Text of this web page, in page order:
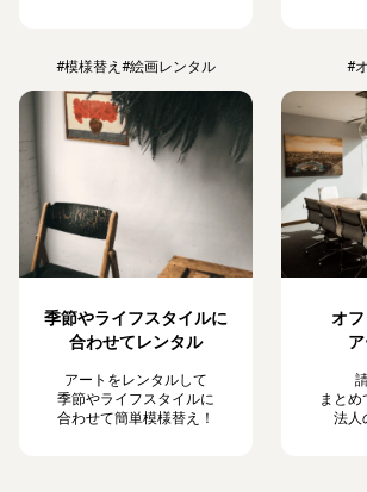
#模様替え #絵画レンタル
季節やライフスタイルに
合わせてレンタル
アートをレンタルして
季節やライフスタイルに
合わせて簡単模様替え！
#
オ
まと
法人